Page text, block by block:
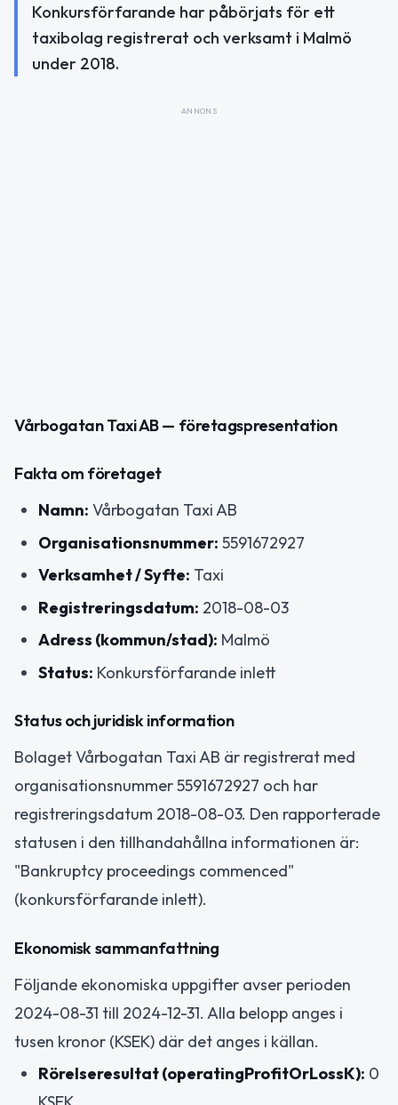
Konkursförfarande har påbörjats för ett
taxibolag registrerat och verksamt i Malmö
under 2018.
ANNONS
Vårbogatan Taxi AB — företagspresentation
Fakta om företaget
Namn: Vårbogatan Taxi AB
Organisationsnummer: 5591672927
Verksamhet / Syfte: Taxi
Registreringsdatum: 2018-08-03
Adress (kommun/stad): Malmö
Status: Konkursförfarande inlett
Status och juridisk information
Bolaget Vårbogatan Taxi AB är registrerat med
organisationsnummer 5591672927 och har
registreringsdatum 2018-08-03. Den rapporterade
statusen i den tillhandahållna informationen är:
"Bankruptcy proceedings commenced"
(konkursförfarande inlett).
Ekonomisk sammanfattning
Följande ekonomiska uppgifter avser perioden
2024-08-31 till 2024-12-31. Alla belopp anges i
tusen kronor (KSEK) där det anges i källan.
Rörelseresultat (operatingProfitOrLossK): 0